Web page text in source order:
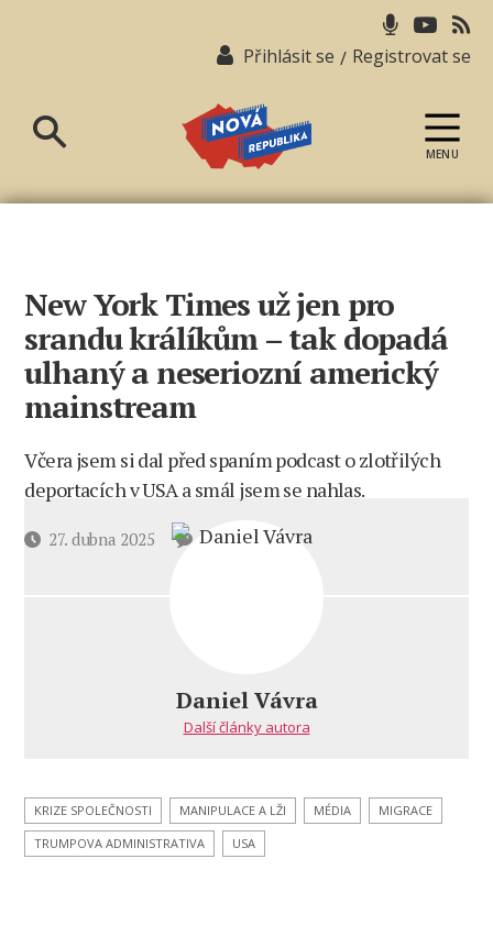
Přihlásit se / Registrovat se
republika
MENU
New York Times už jen pro
srandu králíkům – tak dopadá
ulhaný a neseriozní americký
mainstream
Včera jsem si dal před spaním podcast o zlotřilých
deportacích v USA a smál jsem se nahlas.
Datum27. dubna 2025 6 komentářůu
už
jen
králíkům
–
Daniel Vávra
Další články autora
KRIZE SPOLEČNOSTI MANIPULACE A LŽI MÉDIA
MIGRACE
TRUMPOVA ADMINISTRATIVA
USA